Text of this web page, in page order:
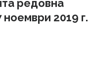
редовна
2019 г.